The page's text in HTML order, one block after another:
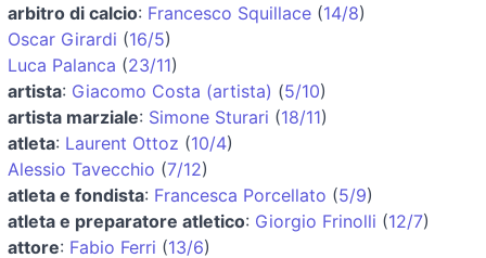
arbitro di calcio: Francesco Squillace (14/8)
Oscar Girardi (16/5)
Luca Palanca (23/11)
artista: Giacomo Costa (artista) (5/10)
artista marziale: Simone Sturari (18/11)
atleta: Laurent Ottoz (10/4)
Alessio Tavecchio (7/12)
atleta e fondista: Francesca Porcellato (5/9)
atleta e preparatore atletico: Giorgio Frinolli (12/7)
attore: Fabio Ferri (13/6)